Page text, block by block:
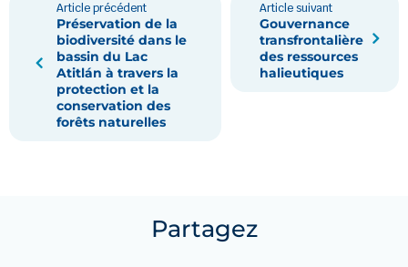
Article précédent
Préservation de la
biodiversité dans le
bassin du Lac
Atitlán à travers la
protection et la
conservation des
forêts naturelles
Article suivant
Gouvernance
transfrontalière
des ressources
halieutiques
Partagez